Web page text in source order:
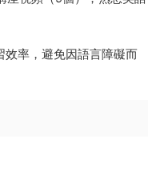
效率，避免因語言障礙而